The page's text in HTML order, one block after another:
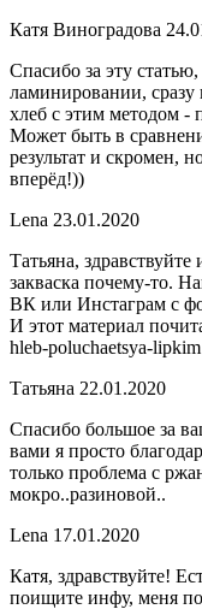
Катя Виноградова
Спасибо за эту
ламинировании, сразу
хлеб с этим методом -
Может быть в
результат и скромен,
вперёд!))
Lena 23.01.2020
Татьяна,
закваска почему-то.
ВК или Инстаграм с
И этот материал
hleb-poluchaetsya-lipkim
Татьяна 22.01.2020
Спасибо большое за
вами я просто
только проблема с
мокро..разиновой..
Lena 17.01.2020
Катя, здравствуйте!
поищите инфу, меня